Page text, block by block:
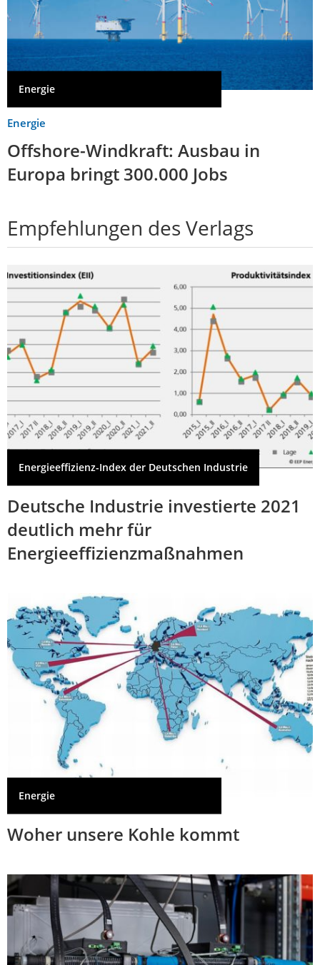
Energie
Energie
Offshore-Windkraft: Ausbau in
Europa bringt 300.000 Jobs
Empfehlungen des Verlags
Energieeffizienz-Index der Deutschen Industrie
Deutsche Industrie investierte 2021
deutlich mehr für
Energieeffizienzmaßnahmen
Energie
Woher unsere Kohle kommt